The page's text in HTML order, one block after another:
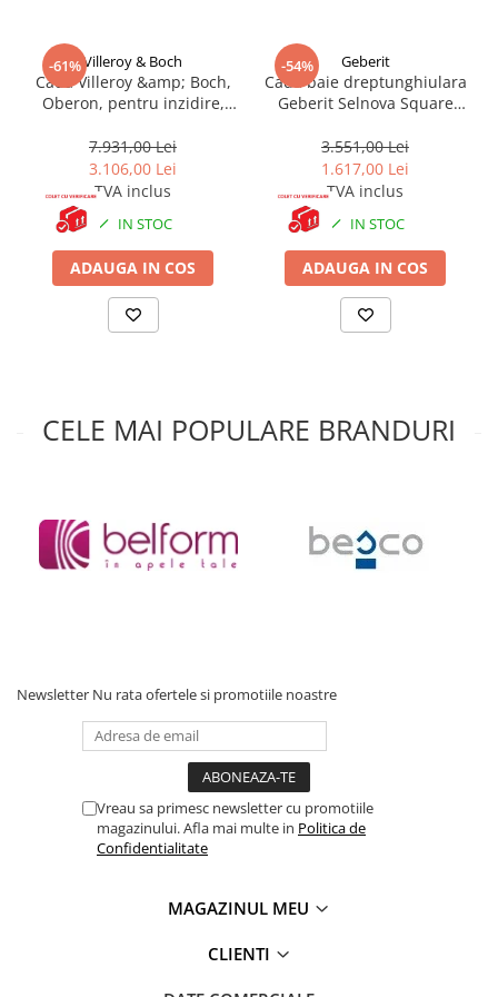
Accesorii lavoar
Accesorii dus
Accesorii toaleta
Cuiere si suporturi prosoape
Robinete coltar
Sifoane, ventile si racorduri
Sifoane si ventile lavoar
Sifoane si ventile cada
Baterii Bucatarie
Baterii cu dus extractabil
Baterii cu pipa flexibila
Chiuvete bucatarie
Seturi chiuvete si baterii
Incalzire in pardoseala
Distribuitoare
Grup amestec
-61%Villeroy & Boch
Cada Villeroy &amp; Boch,
Oberon, pentru inzidire,
cm, alb alpin
7.931,00 Lei
3.106,00 Lei
TVA inclus
IN STOC
ADAUGA IN COS
-54% Geberit
Cada baie dreptunghiulara
Geberit Selnova Square
3.551,00 Lei
1.617,00 Lei
TVA inclus
IN STOC
ADAUGA IN COS
CELE MAI POPULARE BRANDURI
Newsletter Nu rata ofertele si promotiile noastre
Vreau sa primesc newsletter cu promotiile
magazinului. Afla mai multe in Politica de
Confidentialitate
MAGAZINUL MEU
CLIENTI